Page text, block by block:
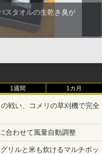
スタオルの生乾き臭が
1週間 1カ月
戦い、コメリの草刈機で完全
合わせて風量自動調整
リルと米も炊けるマルチポッ